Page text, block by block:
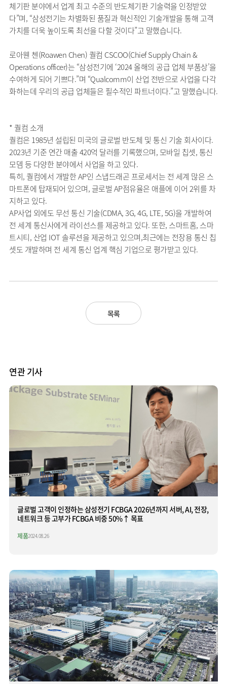
체기판 분야에서 업계 최고 수준의 반도체기판 기술력을 인정받았
다”며, “삼성전기는 차별화된 품질과 혁신적인 기술개발을 통해 고객
가치를 더욱 높이도록 최선을 다할 것이다”고 말했습니다.
로아웬 첸(Roawen Chen) 퀄컴 CSCOO(Chief Supply Chain &
Operations officer)는 “삼성전기에 ‘2024 올해의 공급 업체 부품상’을
수여하게 되어 기쁘다.”며 “Qualcomm이 산업 전반으로 사업을 다각
화하는데 우리의 공급 업체들은 필수적인 파트너이다.”고 말했습니다.
* 퀄컴 소개
퀄컴은 1985년 설립된 미국의 글로벌 반도체 및 통신 기술 회사이다.
2023년 기준 연간 매출 420억 달러를 기록했으며, 모바일 칩셋, 통신
모뎀 등 다양한 분야에서 사업을 하고 있다.
특히, 퀄컴에서 개발한 AP인 스냅드래곤 프로세서는 전 세계 많은 스
마트폰에 탑재되어 있으며, 글로벌 AP점유율은 애플에 이어 2위를 차
지하고 있다.
AP사업 외에도 무선 통신 기술(CDMA, 3G, 4G, LTE, 5G)을 개발하여
전 세계 통신사에게 라이선스를 제공하고 있다. 또한, 스마트홈, 스마
트시티, 산업 IOT 솔루션을 제공하고 있으며,최근에는 전장용 통신 칩
셋도 개발하며 전 세계 통신 업계 핵심 기업으로 평가받고 있다.
목록
연관 기사
글로벌 고객이 인정하는 삼성전기 FCBGA 2026년까지 서버, AI, 전장,
네트워크 등 고부가 FCBGA 비중 50%↑ 목표
제품2024.08.26